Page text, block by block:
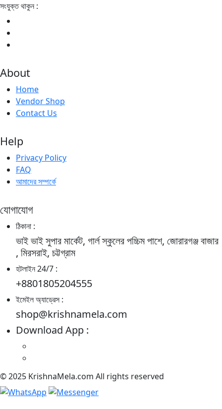
সংযুক্ত থাকুন :
About
Home
Vendor Shop
Contact Us
Help
Privacy Policy
FAQ
আমাদের সম্পর্কে
যোগাযোগ
ঠিকানা :
ভাই ভাই সুপার মার্কেট, গার্ল স্কুলের পচ্চিম পাশে, জোরারগঞ্জ বাজার
, মিরসরাই, চট্টগ্রাম
হটলাইন 24/7 :
+8801805204555
ইমেইল অ্যাড্রেস :
shop@krishnamela.com
Download App :
© 2025 KrishnaMela.com All rights reserved